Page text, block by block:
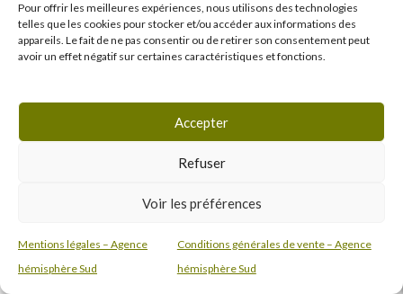
Pour offrir les meilleures expériences, nous utilisons des technologies
telles que les cookies pour stocker et/ou accéder aux informations des
appareils. Le fait de ne pas consentir ou de retirer son consentement peut
avoir un effet négatif sur certaines caractéristiques et fonctions.
Accepter
Refuser
Voir les préférences
Mentions légales – Agence
hémisphère Sud
Conditions générales de vente – Agence
hémisphère Sud
a
c
e
i
n
k
n
n
s
t
a
Mention légales|CGV|Code éthique